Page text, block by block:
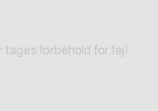
tages forbehold for fejl